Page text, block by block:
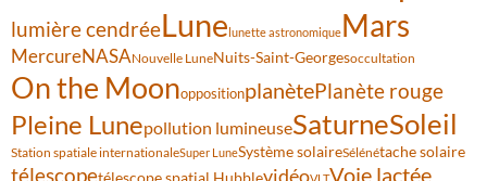
lumière cendréeLune lunette astronomiqueMars
MercureNASANouvelle LuneNuits-Saint-Georgesoccultation
On the MoonoppositionplanètePlanète rouge
Pleine Lunepollution lumineuseSaturneSoleil
Station spatiale internationaleSuper LuneSystème solaireSélénétache solaire
télescope vidéo Voie lactée